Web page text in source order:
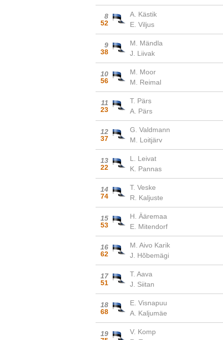
8
52
A. Kästik
E. Viljus
9
38
M. Mändla
J. Liivak
10
56
M. Moor
M. Reimal
11
23
T. Pärs
A. Pärs
12
37
G. Valdmann
M. Loitjärv
13
22
L. Leivat
K. Pannas
14
74
T. Veske
R. Kaljuste
15
53
H. Ääremaa
E. Mitendorf
16
62
M. Aivo Karik
J. Hõbemägi
17
51
T. Aava
J. Siitan
18
68
E. Visnapuu
A. Kaljumäe
19
V. Komp